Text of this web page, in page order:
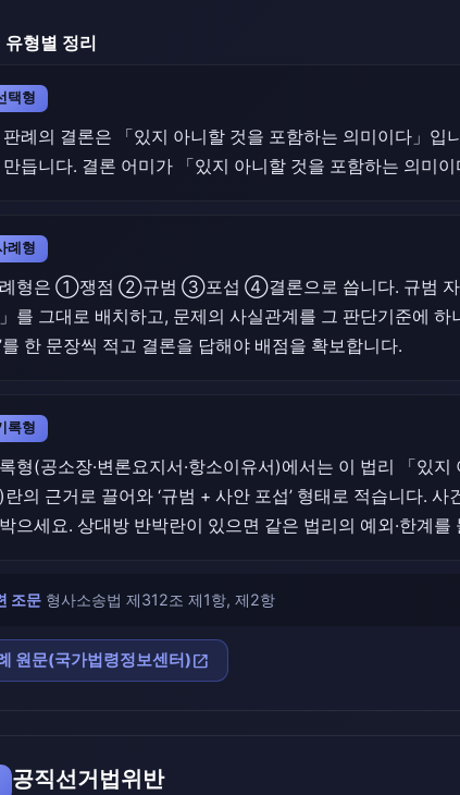
유형별 정리
택형
판례의 결론은 「있지 아니할 것을 포함하는 의미이다」
만듭니다. 결론 어미가 「있지 아니할 것을 포함하는 의미
례형
형은 ①쟁점 ②규범 ③포섭 ④결론으로 씁니다. 규범 자
를 그대로 배치하고, 문제의 사실관계를 그 판단기준에
를 한 문장씩 적고 결론을 답해야 배점을 확보합니다.
록형
형(공소장·변론요지서·항소이유서)에서는 이 법리 「있
란의 근거로 끌어와 ‘규범 + 사안 포섭’ 형태로 적습니다.
으세요. 상대방 반박란이 있으면 같은 법리의 예외·한계
조문 형사소송법 제312조 제1항, 제2항
원문(국가법령정보센터)open_in_new
공직선거법위반